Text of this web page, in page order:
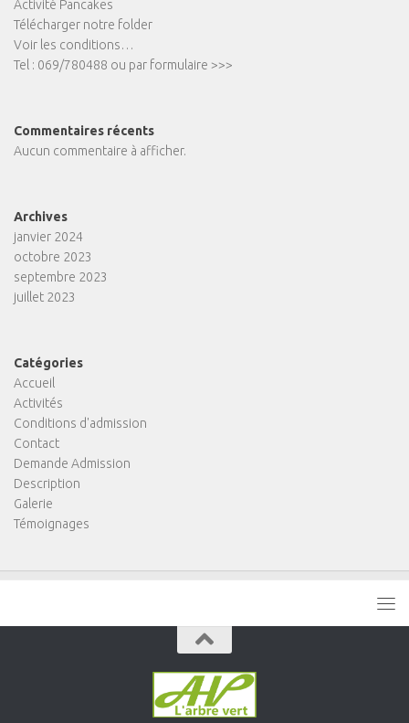
Activité Pancakes
Télécharger notre folder
Voir les conditions…
Tel : 069/780488 ou par formulaire >>>
Commentaires récents
Aucun commentaire à afficher.
Archives
janvier 2024
octobre 2023
septembre 2023
juillet 2023
Catégories
Accueil
Activités
Conditions d'admission
Contact
Demande Admission
Description
Galerie
Témoignages